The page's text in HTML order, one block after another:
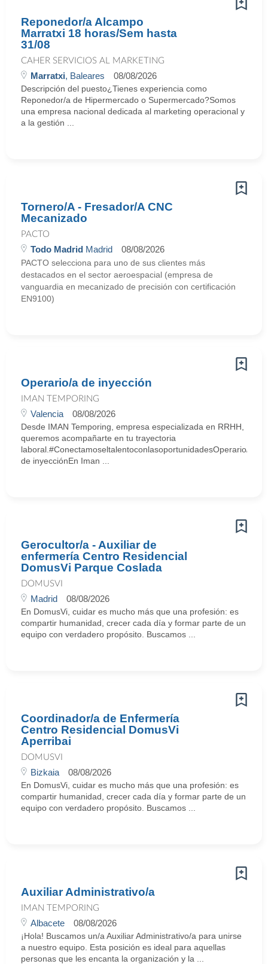
Reponedor/a Alcampo
Marratxi 18 horas/Sem hasta
31/08
CAHER SERVICIOS AL MARKETING
Marratxi, Baleares 08/08/2026
Descripción del puesto¿Tienes experiencia como
Reponedor/a de Hipermercado o Supermercado?Somos
una empresa nacional dedicada al marketing operacional y
a la gestión ...
Tornero/A - Fresador/A CNC
Mecanizado
PACTO
Todo Madrid Madrid 08/08/2026
PACTO selecciona para uno de sus clientes más
destacados en el sector aeroespacial (empresa de
vanguardia en mecanizado de precisión con certificación
EN9100)
Operario/a de inyección
IMAN TEMPORING
Valencia 08/08/2026
Desde IMAN Temporing, empresa especializada en RRHH,
queremos acompañarte en tu trayectoria
laboral.#ConectamoseltalentoconlasoportunidadesOperario/a
de inyecciónEn Iman ...
Gerocultor/a - Auxiliar de
enfermería Centro Residencial
DomusVi Parque Coslada
DOMUSVI
Madrid 08/08/2026
En DomusVi, cuidar es mucho más que una profesión: es
compartir humanidad, crecer cada día y formar parte de un
equipo con verdadero propósito. Buscamos ...
Coordinador/a de Enfermería
Centro Residencial DomusVi
Aperribai
DOMUSVI
Bizkaia 08/08/2026
En DomusVi, cuidar es mucho más que una profesión: es
compartir humanidad, crecer cada día y formar parte de un
equipo con verdadero propósito. Buscamos ...
Auxiliar Administrativo/a
IMAN TEMPORING
Albacete 08/08/2026
¡Hola! Buscamos un/a Auxiliar Administrativo/a para unirse
a nuestro equipo. Esta posición es ideal para aquellas
personas que les encanta la organización y la ...